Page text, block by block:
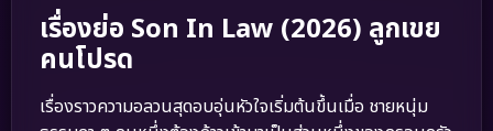
เรื่องย่อ Son In Law (2026) ลูกเขย
คนโปรด
เรื่องราวความอลวนสุดอบอุ่นหัวใจเริ่มต้นขึ้นเมื่อ ชายหนุ่ม